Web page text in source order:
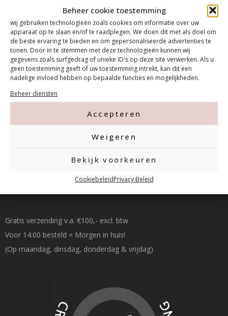
Beheer cookie toestemming
wij gebruiken technologieën zoals cookies om informatie over uw
apparaat op te slaan en/of te raadplegen. We doen dit met als doel om
de beste ervaring te bieden en om gepersonaliseerde advertenties te
tonen. Door in te stemmen met deze technologieën kunnen wij
gegevens zoals surfgedrag of unieke ID's op deze site verwerken. Als u
geen toestemming geeft of uw toestemming intrekt, kan dit een
nadelige invloed hebben op bepaalde functies en mogelijkheden.
Beheer diensten
Accepteren
Weigeren
Bekijk voorkeuren
CookiebeleidPrivacy Beleid
Contact
Tanthofdreef 7 2623 EW Delft
info@mfacademy.nl
Gratis verzending v.a. €100,- excl. btw
Voor 14:00 besteld = Morgen in huis!
(Op maandag, dinsdag, donderdag & vrijdag)